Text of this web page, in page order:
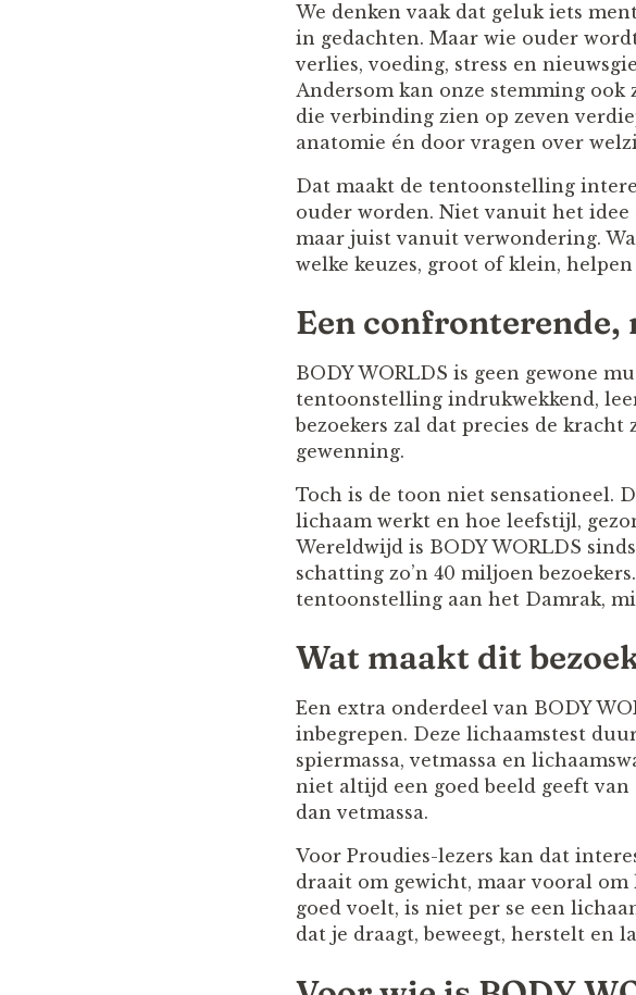
We denken vaak dat geluk iets
in gedachten. Maar wie ouder
verlies, voeding, stress en
Andersom kan onze stemming ook
die verbinding zien op zeven
anatomie én door vragen over
Dat maakt de tentoonstelling
ouder worden. Niet vanuit het
maar juist vanuit verwondering.
welke keuzes, groot of klein,
Een
BODY WORLDS is geen gewone
tentoonstelling indrukwekkend,
bezoekers zal dat precies de
gewenning.
Toch is de toon niet sensationeel.
lichaam werkt en hoe leefstijl,
Wereldwijd is BODY WORLDS
schatting zo’n 40 miljoen
tentoonstelling aan het Damrak,
Wat maakt dit
Een extra onderdeel van BODY
inbegrepen. Deze lichaamstest
spiermassa, vetmassa en
niet altijd een goed beeld geeft
dan vetmassa.
Voor Proudies-lezers kan dat
draait om gewicht, maar vooral
goed voelt, is niet per se een
dat je draagt, beweegt, herstelt en